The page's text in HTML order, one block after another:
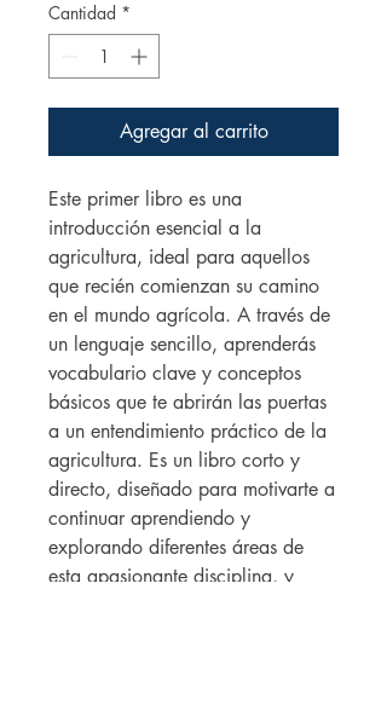
Cantidad *
Agregar al carrito
Este primer libro es una
introducción esencial a la
agricultura, ideal para aquellos
que recién comienzan su camino
en el mundo agrícola. A través de
un lenguaje sencillo, aprenderás
vocabulario clave y conceptos
básicos que te abrirán las puertas
a un entendimiento práctico de la
agricultura. Es un libro corto y
directo, diseñado para motivarte a
continuar aprendiendo y
explorando diferentes áreas de
esta apasionante disciplina, y